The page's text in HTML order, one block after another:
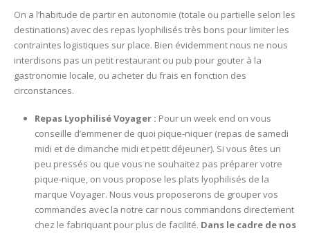
On a l’habitude de partir en autonomie (totale ou partielle selon les
destinations) avec des repas lyophilisés très bons pour limiter les
contraintes logistiques sur place. Bien évidemment nous ne nous
interdisons pas un petit restaurant ou pub pour gouter à la
gastronomie locale, ou acheter du frais en fonction des
circonstances.
Repas Lyophilisé Voyager : Pour un week end on vous
conseille d’emmener de quoi pique-niquer (repas de samedi
midi et de dimanche midi et petit déjeuner). Si vous êtes un
peu pressés ou que vous ne souhaitez pas préparer votre
pique-nique, on vous propose les plats lyophilisés de la
marque Voyager. Nous vous proposerons de grouper vos
commandes avec la notre car nous commandons directement
chez le fabriquant pour plus de facilité. Dans le cadre de nos